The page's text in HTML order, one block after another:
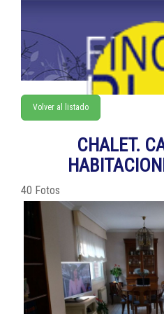
Volver al listado
CHALET.
40 Fotos